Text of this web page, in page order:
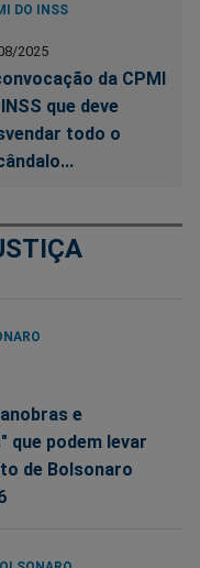
DO INSS
2025
da CPMI
que deve
todo o
e
que podem levar
de Bolsonaro